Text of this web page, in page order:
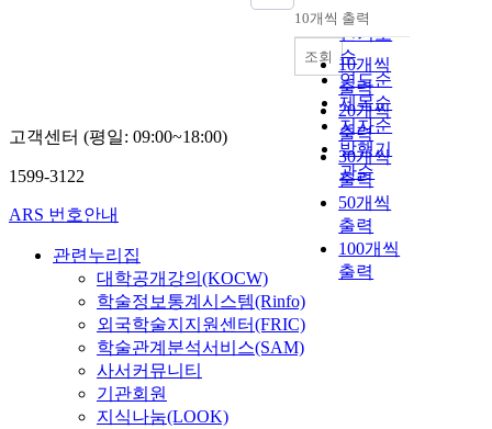
순
인기도
순
연도순
제목순
저자순
발행기
관순
내림차순
10개씩 출력
10개씩
출력
20개씩
출력
30개씩
출력
50개씩
출력
100개씩
출력
조회
고객센터 (평일: 09:00~18:00)
1599-3122
ARS 번호안내
관련누리집
대학공개강의(KOCW)
학술정보통계시스템(Rinfo)
외국학술지지원센터(FRIC)
학술관계분석서비스(SAM)
사서커뮤니티
기관회원
지식나눔(LOOK)